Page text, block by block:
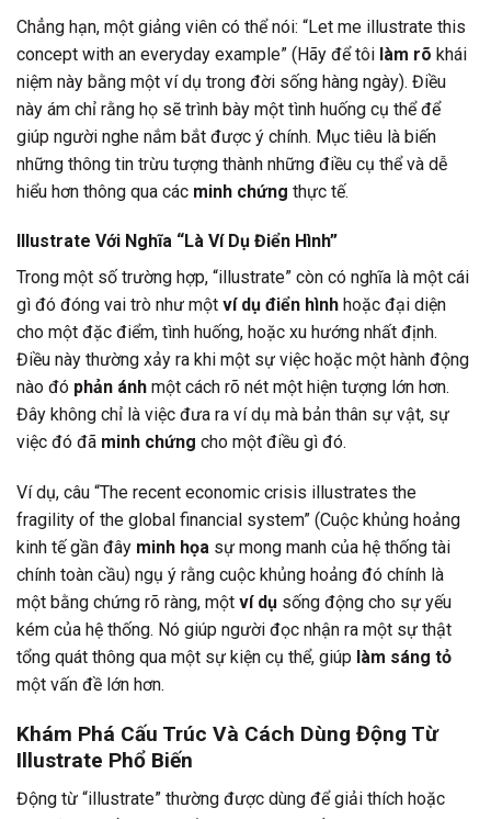
Chẳng hạn, một giảng viên có thể nói: “Let me illustrate this
concept with an everyday example” (Hãy để tôi làm rõ khái
niệm này bằng một ví dụ trong đời sống hàng ngày). Điều
này ám chỉ rằng họ sẽ trình bày một tình huống cụ thể để
giúp người nghe nắm bắt được ý chính. Mục tiêu là biến
những thông tin trừu tượng thành những điều cụ thể và dễ
hiểu hơn thông qua các minh chứng thực tế.
Illustrate Với Nghĩa “Là Ví Dụ Điển Hình”
Trong một số trường hợp, “illustrate” còn có nghĩa là một cái
gì đó đóng vai trò như một ví dụ điển hình hoặc đại diện
cho một đặc điểm, tình huống, hoặc xu hướng nhất định.
Điều này thường xảy ra khi một sự việc hoặc một hành động
nào đó phản ánh một cách rõ nét một hiện tượng lớn hơn.
Đây không chỉ là việc đưa ra ví dụ mà bản thân sự vật, sự
việc đó đã minh chứng cho một điều gì đó.
Ví dụ, câu “The recent economic crisis illustrates the
fragility of the global financial system” (Cuộc khủng hoảng
kinh tế gần đây minh họa sự mong manh của hệ thống tài
chính toàn cầu) ngụ ý rằng cuộc khủng hoảng đó chính là
một bằng chứng rõ ràng, một ví dụ sống động cho sự yếu
kém của hệ thống. Nó giúp người đọc nhận ra một sự thật
tổng quát thông qua một sự kiện cụ thể, giúp làm sáng tỏ
một vấn đề lớn hơn.
Khám Phá Cấu Trúc Và Cách Dùng Động Từ
Illustrate Phổ Biến
Động từ “illustrate” thường được dùng để giải thích hoặc